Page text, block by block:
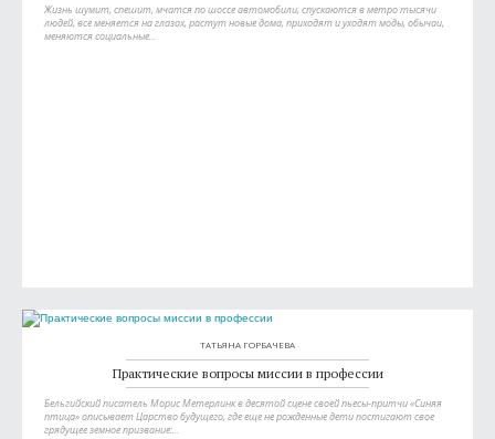
Жизнь шумит, спешит, мчатся по шоссе автомобили, спускаются в метро тысячи
людей, все меняется на глазах, растут новые дома, приходят и уходят моды, обычаи,
меняются социальные...
ТАТЬЯНА ГОРБАЧЕВА
Практические вопросы миссии в профессии
Бельгийский писатель Морис Метерлинк в десятой сцене своей пьесы-притчи «Синяя
птица» описывает Царство будущего, где еще не рожденные дети постигают свое
грядущее земное призвание:...